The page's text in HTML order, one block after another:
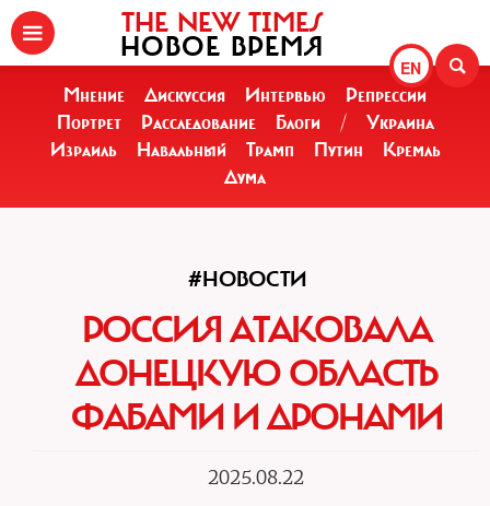
EN
THE NEW TIMES
НОВОЕ ВРЕМЯ
Мнение Дискуссия Интервью
Репрессии
Портрет
Расследование Блоги /
Украина
Израиль
Навальный Трамп Путин
Кремль
Дума
#НОВОСТИ
РОССИЯ АТАКОВАЛА
ДОНЕЦКУЮ ОБЛАСТЬ
ФАБАМИ И ДРОНАМИ
2025.08.22